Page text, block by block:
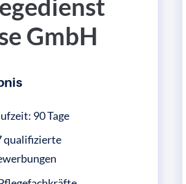
GmbH
90 Tage
qualifizierte